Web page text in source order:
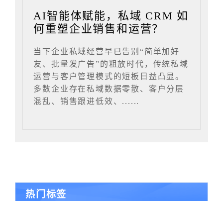
AI智能体赋能，私域 CRM 如
何重塑企业销售和运营？
当下企业私域经营早已告别“简单加好
友、批量发广告”的粗放时代，传统私域
运营与客户管理模式的短板日益凸显。
多数企业存在私域数据零散、客户分层
混乱、销售跟进低效、......
热门标签